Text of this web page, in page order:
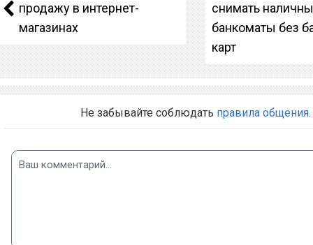
продажу в интернет-
магазинах
снимать
банкоматы без
карт
Не забывайте соблюдать правила общения.